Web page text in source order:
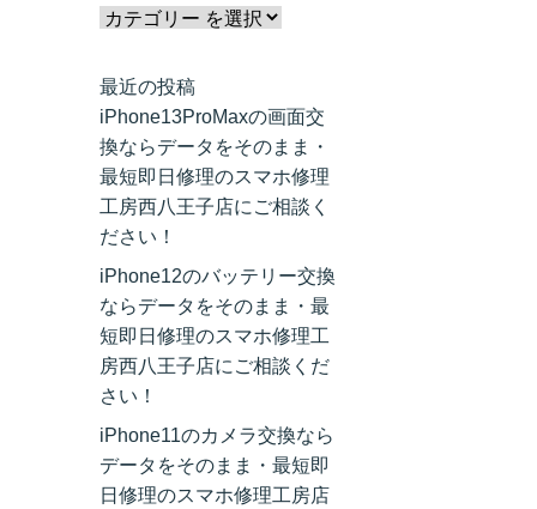
最近の投稿
iPhone13ProMaxの画面交
換ならデータをそのまま・
最短即日修理のスマホ修理
工房西八王子店にご相談く
ださい！
iPhone12のバッテリー交換
ならデータをそのまま・最
短即日修理のスマホ修理工
房西八王子店にご相談くだ
さい！
iPhone11のカメラ交換なら
データをそのまま・最短即
日修理のスマホ修理工房店